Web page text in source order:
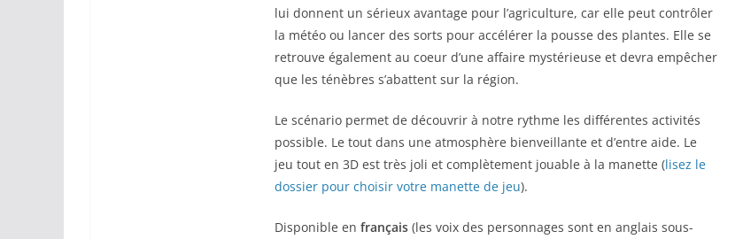
lui donnent un sérieux avantage pour l’agriculture, car elle peut contrôler
la météo ou lancer des sorts pour accélérer la pousse des plantes. Elle se
retrouve également au coeur d’une affaire mystérieuse et devra empêcher
que les ténèbres s’abattent sur la région.
Le scénario permet de découvrir à notre rythme les différentes activités
possible. Le tout dans une atmosphère bienveillante et d’entre aide. Le
jeu tout en 3D est très joli et complètement jouable à la manette (lisez le
dossier pour choisir votre manette de jeu).
Disponible en français(les voix des personnages sont en anglais sous-